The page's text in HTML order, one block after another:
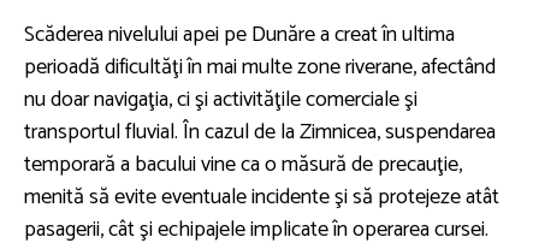
Scăderea nivelului apei pe Dunăre a creat în ultima
perioadă dificultăţi în mai multe zone riverane, afectând
nu doar navigaţia, ci şi activităţile comerciale şi
transportul fluvial. În cazul de la Zimnicea, suspendarea
temporară a bacului vine ca o măsură de precauţie,
menită să evite eventuale incidente şi să protejeze atât
pasagerii, cât şi echipajele implicate în operarea cursei.